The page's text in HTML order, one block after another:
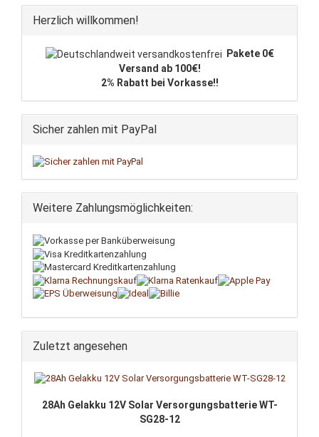
Herzlich willkommen!
Pakete 0€
Versand ab 100€!
2% Rabatt bei Vorkasse!!
Sicher zahlen mit PayPal
Weitere Zahlungsmöglichkeiten:
Zuletzt angesehen
28Ah Ge­l­ak­ku 12V Solar Ver­sor­gungs­bat­te­rie WT-​
SG28-12